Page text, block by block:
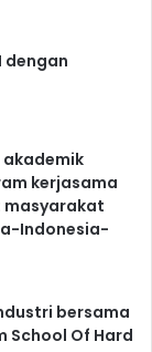
dengan
akademik
kerjasama
masyarakat
Indonesia-
bersama
School Of Hard